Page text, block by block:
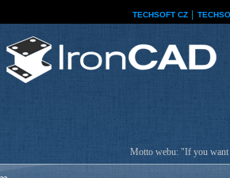
TECHSOFT CZ
Motto webu: "If you want